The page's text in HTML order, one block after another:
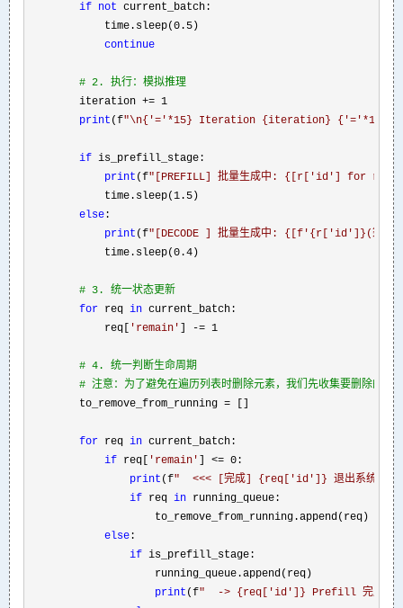
if not current_batch:
            time.sleep(
0.5 )
continue
# 2. 执行：模拟推理
        iteration += 1
print (f"\n{'='*15} Iteration {iteration} {'='*15} "
if is_prefill_stage:
print (f" [PREFILL] 批量生成中: {[r['id'] for r in
            time.sleep(
1.5 )
else :
print (f" [DECODE ] 批量生成中: {[f'{r['id']}(
            time.sleep(
0.4 )
# 3. 统一状态更新
for req in current_batch:
            req[
' remain ' ] -= 1
# 4. 统一判断生命周期
# 注意：为了避免在遍历列表时删除元素，我们先收集要删除的对
        to_remove_from_running =
for req in current_batch:
if req[ ' remain ' ] <= 0:
print (f"
  <<< [完成] {req['id']} 退出系统
if req in running_queue:
                    to_remove_from_running.append(req)
else :
if is_prefill_stage:
                    running_queue.append(req)
print (f"
-> {req['id']} Prefill 完成，